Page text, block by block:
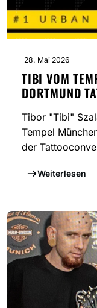
28. Mai 2026
TIBI VOM
DORTMUND
Tibor "Tibi"
Tempel
der
Weiterlesen